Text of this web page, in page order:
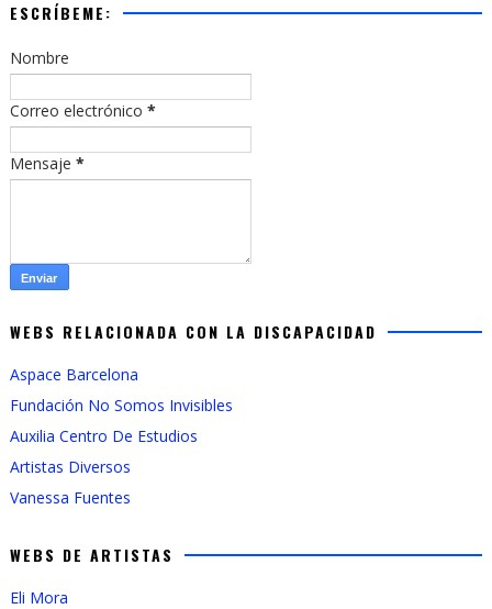
ESCRÍBEME:
Nombre
Correo electrónico *
Mensaje *
WEBS RELACIONADA CON LA DISCAPACIDAD
Aspace Barcelona
Fundación No Somos Invisibles
Auxilia Centro De Estudios
Artistas Diversos
Vanessa Fuentes
WEBS DE ARTISTAS
Eli Mora